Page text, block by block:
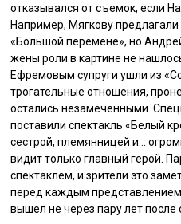
отказывался от съемок, если
Например, Мягкову
«Большой перемене», но
жены роли в картине не
Ефремовым супруги ушли из
трогательные отношения,
остались незамеченными.
поставили спектакль «Белый
сестрой, племянницей и…
видит только главный герой.
спектаклем, и зрители это
перед каждым
вышел не через пару лет после